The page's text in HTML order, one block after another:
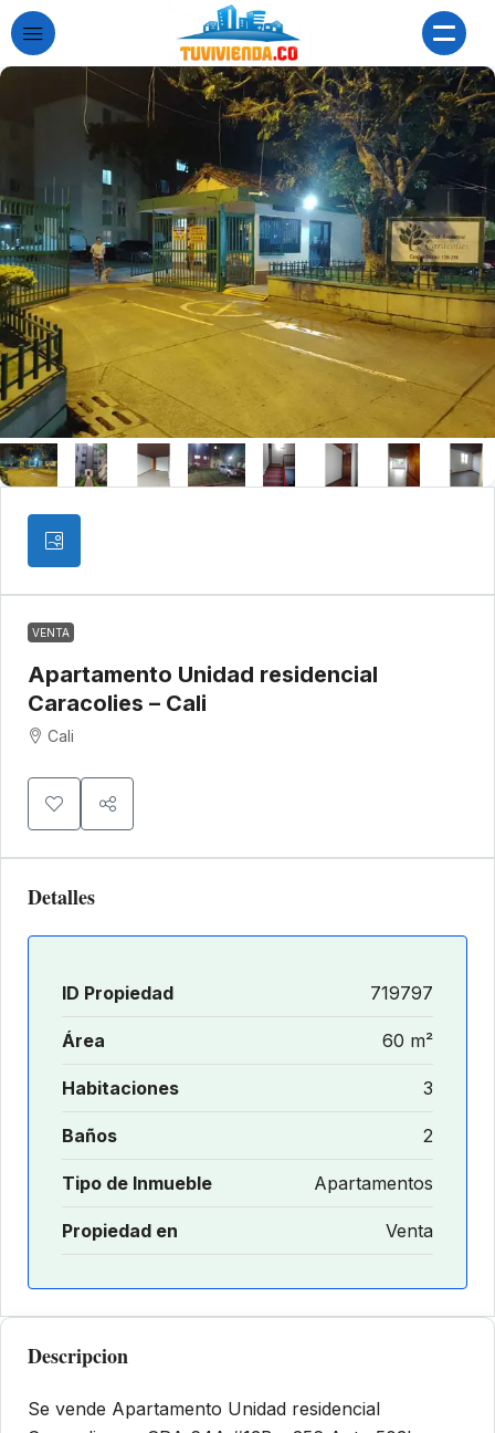
VENTA
Apartamento Unidad residencial
Caracolies – Cali
Cali
Detalles
ID Propiedad 719797
Área 60 m²
Habitaciones 3
Baños 2
Tipo de Inmueble Apartamentos
Propiedad en Venta
Descripcion
Se vende Apartamento Unidad residencial